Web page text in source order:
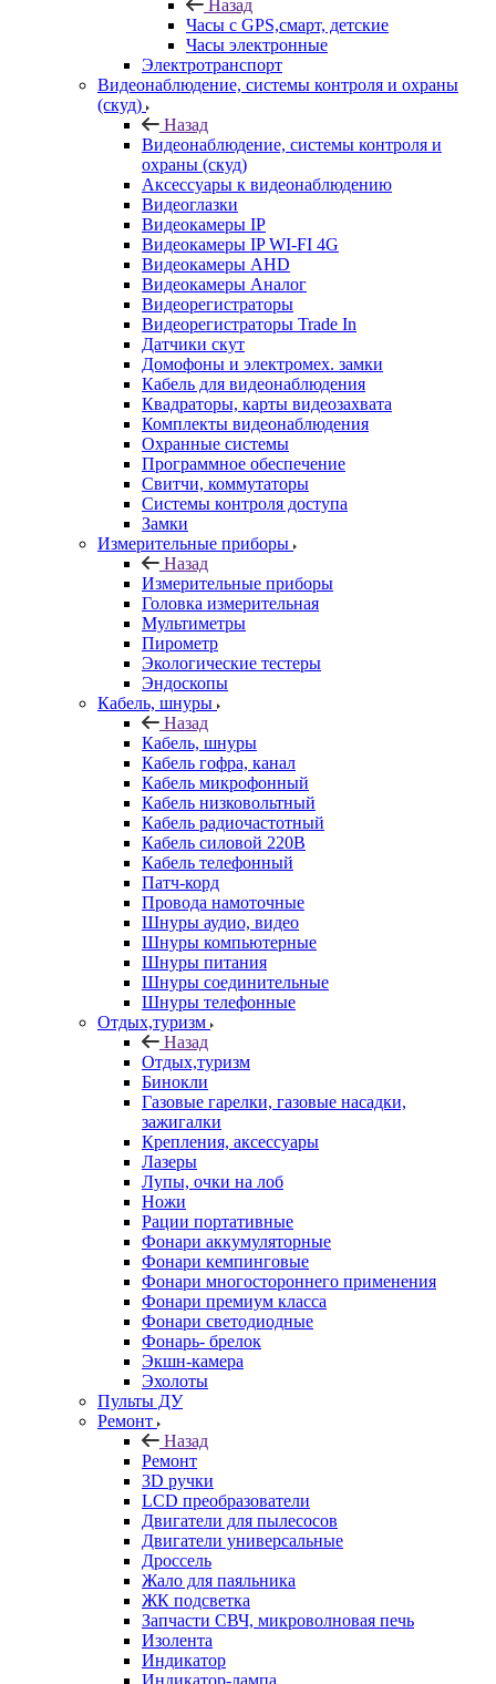
Назад
Часы с GPS,смарт, детские
Часы электронные
Электротранспорт
Видеонаблюдение, системы контроля и охраны
(скуд)
Назад
Видеонаблюдение, системы контроля и
охраны (скуд)
Аксессуары к видеонаблюдению
Видеоглазки
Видеокамеры IP
Видеокамеры IP WI-FI 4G
Видеокамеры AHD
Видеокамеры Аналог
Видеорегистраторы
Видеорегистраторы Trade In
Датчики скут
Домофоны и электромех. замки
Кабель для видеонаблюдения
Квадраторы, карты видеозахвата
Комплекты видеонаблюдения
Охранные системы
Программное обеспечение
Свитчи, коммутаторы
Системы контроля доступа
Замки
Измерительные приборы
Назад
Измерительные приборы
Головка измерительная
Мультиметры
Пирометр
Экологические тестеры
Эндоскопы
Кабель, шнуры
Назад
Кабель, шнуры
Кабель гофра, канал
Кабель микрофонный
Кабель низковольтный
Кабель радиочастотный
Кабель силовой 220В
Кабель телефонный
Патч-корд
Провода намоточные
Шнуры аудио, видео
Шнуры компьютерные
Шнуры питания
Шнуры соединительные
Шнуры телефонные
Отдых,туризм
Назад
Отдых,туризм
Бинокли
Газовые гарелки, газовые насадки,
зажигалки
Крепления, аксессуары
Лазеры
Лупы, очки на лоб
Ножи
Рации портативные
Фонари аккумуляторные
Фонари кемпинговые
Фонари многостороннего применения
Фонари премиум класса
Фонари светодиодные
Фонарь- брелок
Экшн-камера
Эхолоты
Пульты ДУ
Ремонт
Назад
Ремонт
3D ручки
LCD преобразователи
Двигатели для пылесосов
Двигатели универсальные
Дроссель
Жало для паяльника
ЖК подсветка
Запчасти СВЧ, микроволновая печь
Изолента
Индикатор
Индикатор-лампа